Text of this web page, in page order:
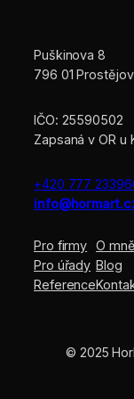
Puškinova 8
796 01 Prostějov
IČO: 25590502
Zapsaná v OR u
+420 777
Pro firmy
Pro úřady
Reference
O mně
Blog
© 2025